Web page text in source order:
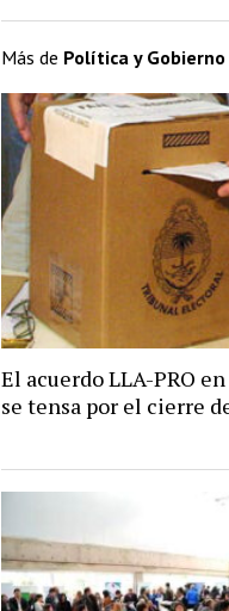
Más de Política y Gobierno
El acuerdo LLA-PRO
se tensa por el cierre